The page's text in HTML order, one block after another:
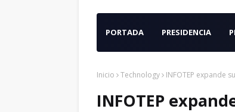
PORTADA PRESIDENCIA
Inicio Technology INFOTEP expande
INFOTEP